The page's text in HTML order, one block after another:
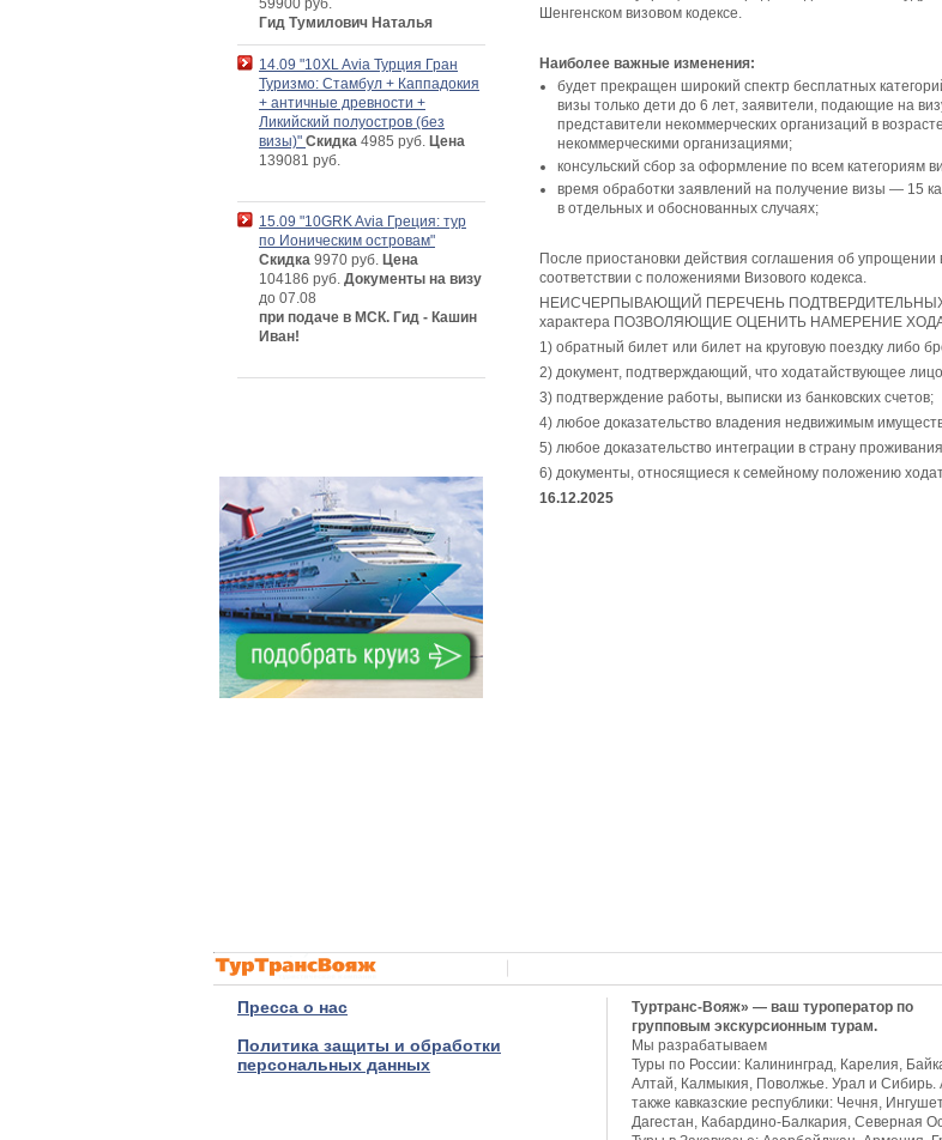
59900 руб.
Гид Тумилович Наталья
14.09 "10XL Avia Турция Гран
Туризмо: Стамбул + Каппадокия
+ античные древности +
Ликийский полуостров (без
визы)" Скидка 4985 руб. Цена
139081 руб.
15.09 "10GRK Avia Греция: тур
по Ионическим островам"
Скидка 9970 руб. Цена
104186 руб. Документы на визу
до 07.08
при подаче в МСК. Гид - Кашин
Иван!
Шенгенском визовом кодексе.
Наиболее важные изменения:
будет прекращен широкий спектр бесплатных
визы только дети до 6 лет, заявители, подающие на
представители некоммерческих организаций в
некоммерческими организациями;
консульский сбор за оформление по всем категориям
время обработки заявлений на получение визы — 15
в отдельных и обоснованных случаях;
После приостановки действия соглашения об
соответствии с положениями Визового кодекса.
НЕИСЧЕРПЫВАЮЩИЙ ПЕРЕЧЕНЬ ПОДТВЕРДИТЕЛЬНЫХ
характера ПОЗВОЛЯЮЩИЕ ОЦЕНИТЬ НАМЕРЕНИЕ
1) обратный билет или билет на круговую поездку либо
2) документ, подтверждающий, что ходатайствующее
3) подтверждение работы, выписки из банковских счетов;
4) любое доказательство владения недвижимым
5) любое доказательство интеграции в страну
6) документы, относящиеся к семейному положению
16.12.2025
Пресса о нас
Политика защиты и обработки
персональных данных
Туртранс-Вояж» — ваш туроператор по
групповым экскурсионным турам.
Мы разрабатываем
Туры по России: Калининград, Карелия,
Алтай, Калмыкия, Поволжье. Урал и Сибирь.
также кавказские республики: Чечня,
Дагестан, Кабардино-Балкария, Северная